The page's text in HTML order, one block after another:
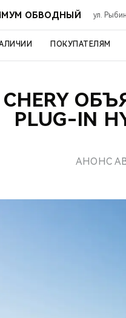
ОБВОДНЫЙ ул.
ПОКУПАТЕЛЯМ
CHERY
PLUG-IN
АНОНС